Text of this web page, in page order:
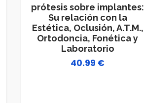
prótesis sobre implantes:
Su relación con la
Estética, Oclusión, A.T.M.,
Ortodoncia, Fonética y
Laboratorio
40.99 €